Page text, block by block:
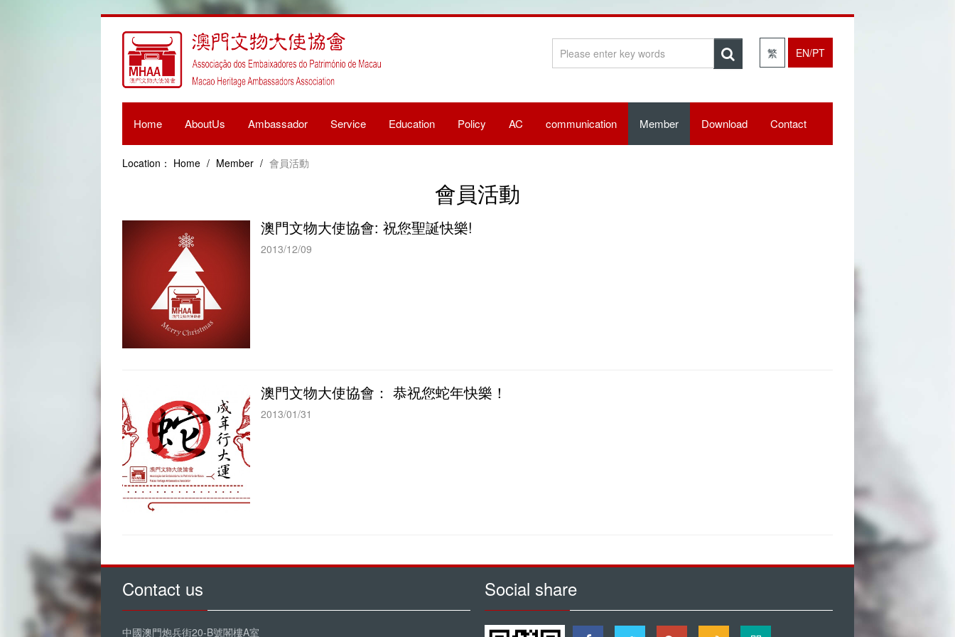
繁 EN/PT
Home AboutUs Ambassador Service Education Policy AC communication Member Download Contact
Location： Home / Member / 會員活動
會員活動
澳門文物大使協會: 祝您聖誕快樂!
2013/12/09
澳門文物大使協會： 恭祝您蛇年快樂！
2013/01/31
Contact us
中國澳門炮兵街20-B號閣樓A室
Social share